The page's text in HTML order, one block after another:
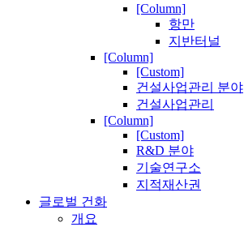
[Column]
항만
지반터널
[Column]
[Custom]
건설사업관리 분야
건설사업관리
[Column]
[Custom]
R&D 분야
기술연구소
지적재산권
글로벌 건화
개요